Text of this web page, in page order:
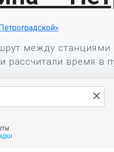
между
рассчитали время в